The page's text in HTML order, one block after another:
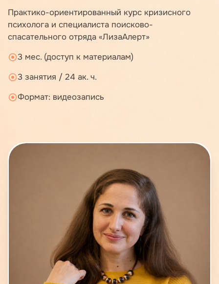
Практико-ориентированный курс кризисного
психолога и специалиста поисково-
спасательного отряда «ЛизаАлерт»
3 мес. (доступ к материалам)
3 занятия / 24 ак. ч.
Формат: видеозапись